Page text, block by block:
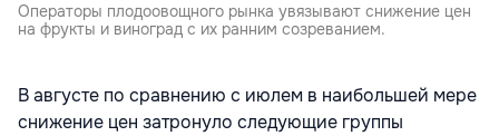
Операторы плодоовощного рынка увязывают снижение цен
на фрукты и виноград с их ранним созреванием.
В августе по сравнению с июлем в наибольшей мере
снижение цен затронуло следующие группы